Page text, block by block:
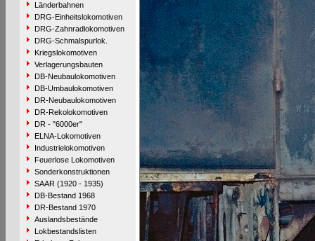
Länderbahnen
DRG-Einheitslokomotiven
DRG-Zahnradlokomotiven
DRG-Schmalspurlok.
Kriegslokomotiven
Verlagerungsbauten
DB-Neubaulokomotiven
DB-Umbaulokomotiven
DR-Neubaulokomotiven
DR-Rekolokomotiven
DR - "6000er"
ELNA-Lokomotiven
Industrielokomotiven
Feuerlose Lokomotiven
Sonderkonstruktionen
SAAR (1920 - 1935)
DB-Bestand 1968
DR-Bestand 1970
Auslandsbestände
Lokbestandslisten